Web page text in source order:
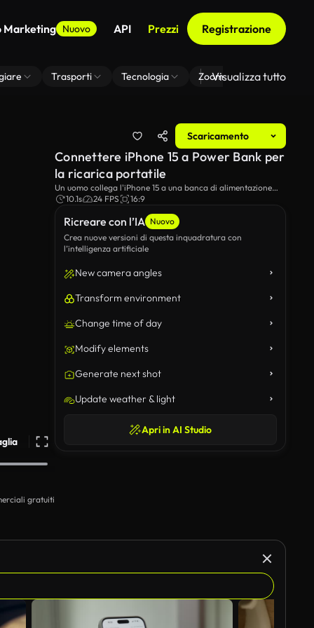
Marketing Nuovo API Prezzi Registrazione
Trasporti Tecnologia Zoom Di Sfondo Virtuale
Visualizza tutto
Scaricamento
gratuiti
Ricreare con l’IA Nuovo
Crea nuove versioni di questa inquadratura con
l’intelligenza artificiale
New camera angles
Transform environment
Change time of day
Modify elements
Generate next shot
Update weather & light
Apri in AI Studio
Connettere iPhone 15 a Power Bank per
la ricarica portatile
Un uomo collega l'iPhone 15 a una banca di alimentazione
wireless per una comoda ricarica portatile.Questa foto di
alimentato in movimento con l'ultimo smartphone Apple.
10.1s 24 FPS 16:9